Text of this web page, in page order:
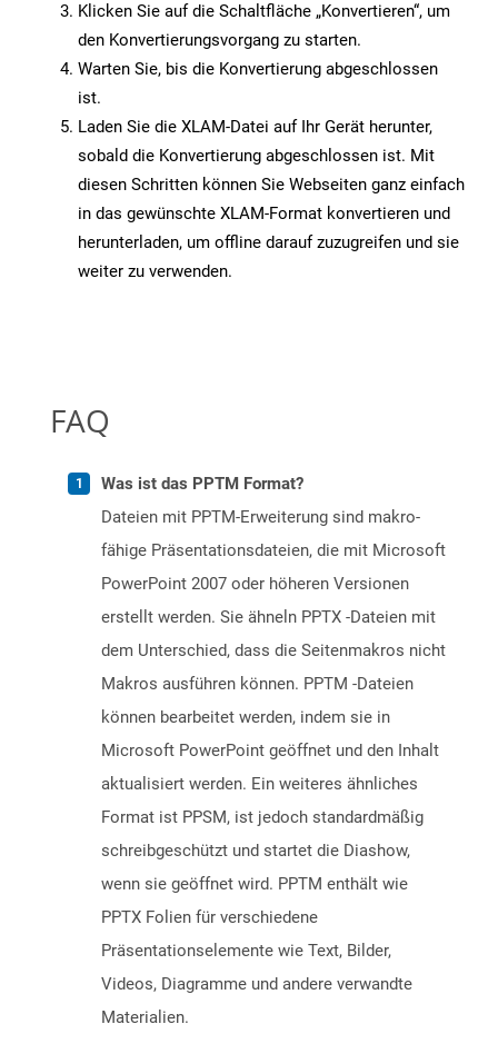
Klicken Sie auf die Schaltfläche „Konvertieren“, um
den Konvertierungsvorgang zu starten.
Warten Sie, bis die Konvertierung abgeschlossen
ist.
Laden Sie die XLAM-Datei auf Ihr Gerät herunter,
sobald die Konvertierung abgeschlossen ist. Mit
diesen Schritten können Sie Webseiten ganz einfach
in das gewünschte XLAM-Format konvertieren und
herunterladen, um offline darauf zuzugreifen und sie
weiter zu verwenden.
FAQ
Was ist das PPTM Format?
Dateien mit PPTM-Erweiterung sind makro-
fähige Präsentationsdateien, die mit Microsoft
PowerPoint 2007 oder höheren Versionen
erstellt werden. Sie ähneln PPTX -Dateien mit
dem Unterschied, dass die Seitenmakros nicht
Makros ausführen können. PPTM -Dateien
können bearbeitet werden, indem sie in
Microsoft PowerPoint geöffnet und den Inhalt
aktualisiert werden. Ein weiteres ähnliches
Format ist PPSM, ist jedoch standardmäßig
schreibgeschützt und startet die Diashow,
wenn sie geöffnet wird. PPTM enthält wie
PPTX Folien für verschiedene
Präsentationselemente wie Text, Bilder,
Videos, Diagramme und andere verwandte
Materialien.